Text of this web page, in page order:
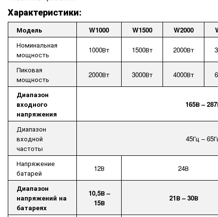
Характеристики:
Модель W1000 W1500 W2000
Номинальная
мощность
1000Вт 1500Вт 2000Вт
Пиковая
мощность
2000Вт 3000Вт 4000Вт
Диапазон
входного
напряжения
165В –
Диапазон
входной
частоты
45Гц –
Напряжение
батарей
12В 24В
Диапазон
напряжений на
батареях
10,5В –
15В
21В – 30В